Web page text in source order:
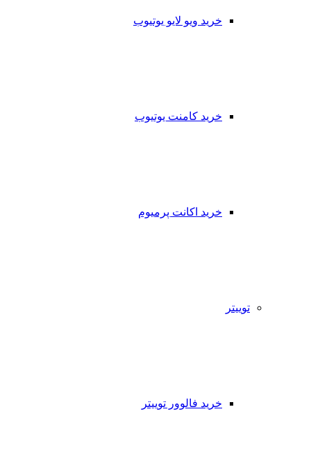
خرید ویو لایو یوتیوب
خرید کامنت یوتیوب
خرید اکانت پرمیوم
توییتر
خرید فالوور توییتر